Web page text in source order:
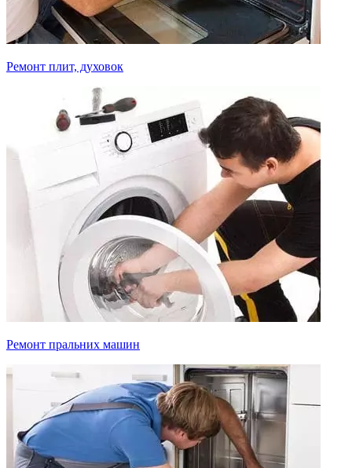
Ремонт плит, духовок
Ремонт пральних машин